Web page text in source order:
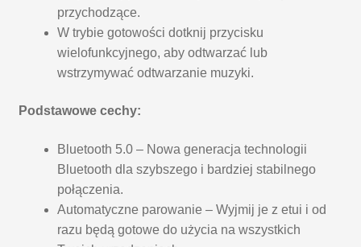
przychodzące.
W trybie gotowości dotknij przycisku
wielofunkcyjnego, aby odtwarzać lub
wstrzymywać odtwarzanie muzyki.
Podstawowe cechy:
Bluetooth 5.0 – Nowa generacja technologii
Bluetooth dla szybszego i bardziej stabilnego
połączenia.
Automatyczne parowanie – Wyjmij je z etui i od
razu będą gotowe do użycia na wszystkich